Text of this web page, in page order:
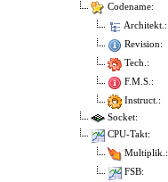
Codename:
Architekt.:
Revision:
Tech.:
F.M.S.:
Instruct.:
Socket:
CPU-Takt:
Multiplik.:
FSB: